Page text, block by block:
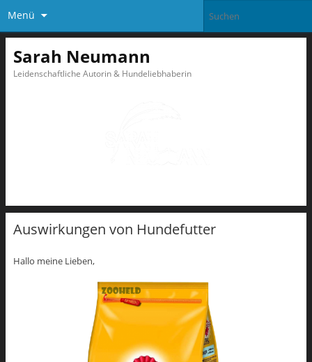
Menü
Sarah Neumann
Leidenschaftliche Autorin & Hundeliebhaberin
Auswirkungen von Hundefutter
Hallo meine Lieben,